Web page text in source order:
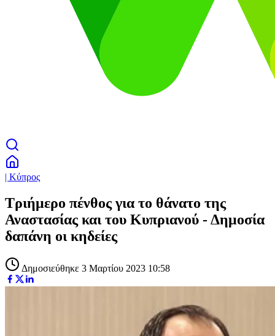
| Κύπρος
Τριήμερο πένθος για το θάνατο της
Αναστασίας και του Κυπριανού - Δημοσία
δαπάνη οι κηδείες
Δημοσιεύθηκε 3 Μαρτίου 2023 10:58